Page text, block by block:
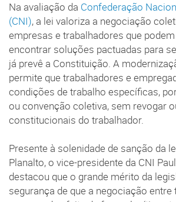
Na avaliação da Confederação
(CNI), a lei valoriza a negociação
empresas e trabalhadores que
encontrar soluções pactuadas para
já prevê a Constituição. A
permite que trabalhadores e
condições de trabalho específicas,
ou convenção coletiva, sem revogar
constitucionais do trabalhador.
Presente à solenidade de sanção da
Planalto, o vice-presidente da CNI
destacou que o grande mérito da
segurança de que a negociação entre